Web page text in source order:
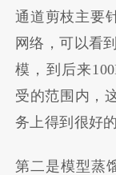
通道剪枝主要
网络，可以看
模，到后来
受的范围内，
务上得到很好的
第二是模型蒸